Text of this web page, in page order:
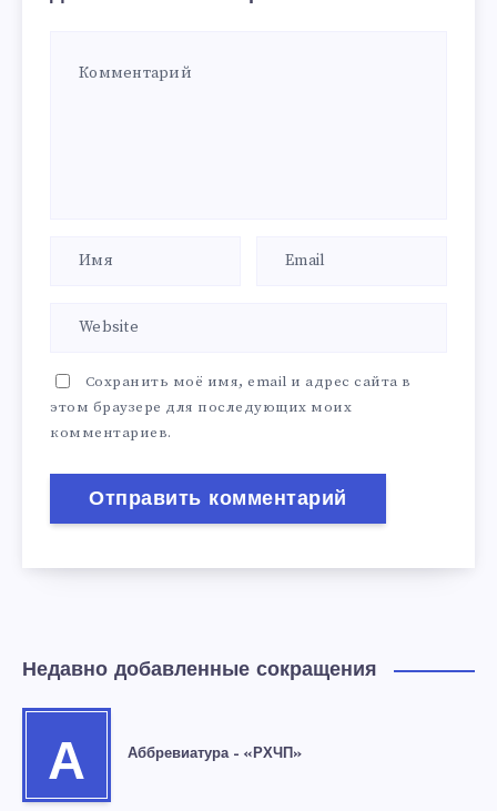
Сохранить моё имя, email и адрес сайта в
этом браузере для последующих моих
комментариев.
Недавно добавленные сокращения
А Аббревиатура – «РХЧП»